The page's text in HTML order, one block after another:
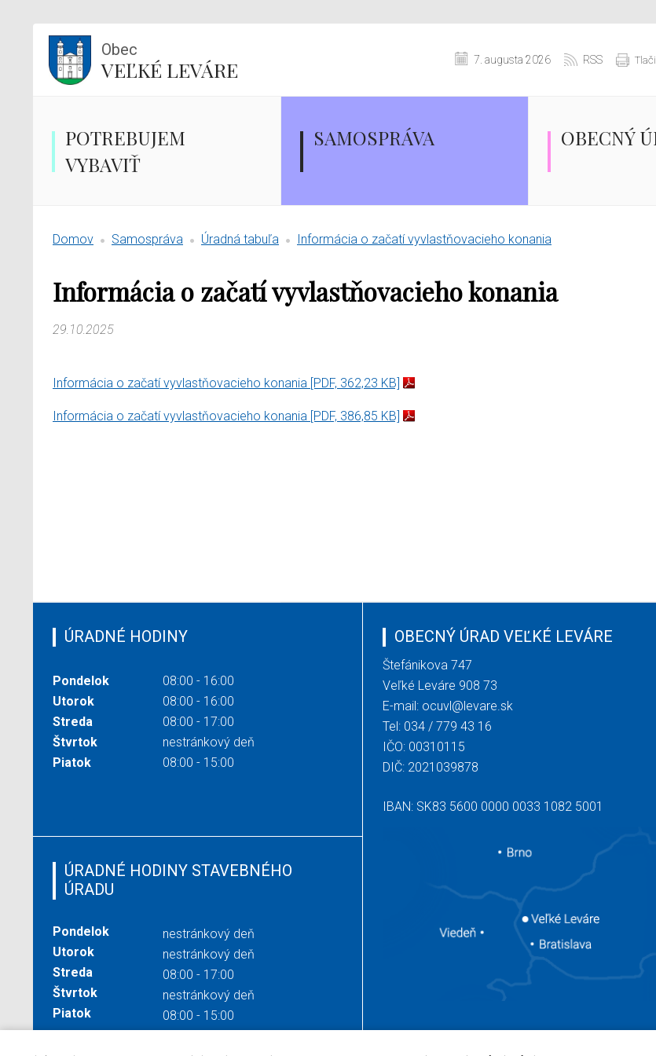
Obec
VEĽKÉ LEVÁRE 7. augusta 2026 RSS
POTREBUJEM
VYBAVIŤ
SAMOSPRÁVA OBECNÝ
Domov Samospráva Úradná tabuľa Informácia o začatí vyvlastňovacieho konania
Informácia o začatí vyvlastňovacieho konania
29.10.2025
Informácia o začatí vyvlastňovacieho konania [PDF, 362,23 KB]
Informácia o začatí vyvlastňovacieho konania [PDF, 386,85 KB]
ÚRADNÉ HODINY
Pondelok
08:00 - 16:00
Utorok
08:00 - 16:00
Streda
08:00 - 17:00
Štvrtok
nestránkový deň
Piatok
08:00 - 15:00
ÚRADNÉ HODINY STAVEBNÉHO
ÚRADU
Pondelok
nestránkový deň
Utorok
nestránkový deň
Streda
08:00 - 17:00
Štvrtok
nestránkový deň
Piatok
08:00 - 15:00
OBECNÝ ÚRAD VEĽKÉ LEVÁRE
Štefánikova 747
Veľké Leváre 908 73
E-mail: ocuvl@levare.sk
Tel: 034 / 779 43 16
IČO: 00310115
DIČ: 2021039878
IBAN: SK83 5600 0000 0033 1082 5001